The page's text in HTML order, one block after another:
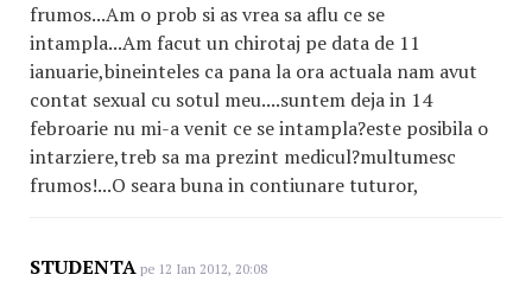
frumos...Am o prob si as vrea sa aflu ce se
intampla...Am facut un chirotaj pe data de 11
ianuarie,bineinteles ca pana la ora actuala nam avut
contat sexual cu sotul meu....suntem deja in 14
febroarie nu mi-a venit ce se intampla?este posibila o
intarziere,treb sa ma prezint medicul?multumesc
frumos!...O seara buna in contiunare tuturor,
STUDENTA pe 12 Ian 2012, 20:08